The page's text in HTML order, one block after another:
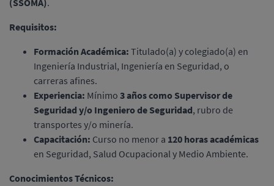
Requisitos:
Formación Académica: Titulado(a) y colegiado(a) en
Ingeniería Industrial, Ingeniería en Seguridad, o
carreras afines.
Experiencia: Mínimo 3 años como Supervisor de
Seguridad y/o Ingeniero de Seguridad, rubro de
transportes y/o minería.
Capacitación: Curso no menor a 120 horas académicas
en Seguridad, Salud Ocupacional y Medio Ambiente.
Conocimientos Técnicos: